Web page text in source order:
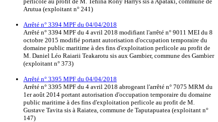
Arutua (exploitant n° 241)
Arrêté n° 3394 MPF du 04/04/2018
Arrêté n° 3394 MPF du 4 avril 2018 modifiant l'arrêté n° 9011 MEI du 8
octobre 2015 modifié portant autorisation d'occupation temporaire du
domaine public maritime à des fins d'exploitation perlicole au profit de
M. Daniel Léo Raiarii Teakarotu sis aux Gambier, commune des Gambier
(exploitant n° 373)
Arrêté n° 3395 MPF du 04/04/2018
Arrêté n° 3395 MPF du 4 avril 2018 abrogeant l'arrêté n° 7075 MRM du
1er août 2014 portant autorisation d'occupation temporaire du domaine
public maritime à des fins d'exploitation perlicole au profit de M.
Gustave Tavita sis à Raiatea, commune de Taputapuatea (exploitant n°
147)